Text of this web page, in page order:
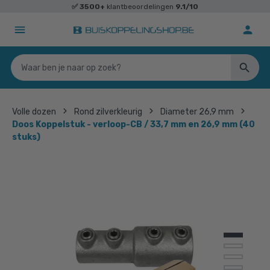
✅ 3500+ klantbeoordelingen 9.1/10
Volle dozen Rond zilverkleurig
Diameter 26,9 mm
Doos Koppelstuk - verloop-CB / 33,7 mm en 26,9 mm (40
stuks)